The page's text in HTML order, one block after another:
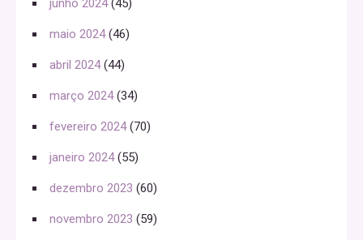
junho 2024(45)
maio 2024(46)
abril 2024(44)
março 2024(34)
fevereiro 2024(70)
janeiro 2024(55)
dezembro 2023 (60)
novembro 2023 (59)